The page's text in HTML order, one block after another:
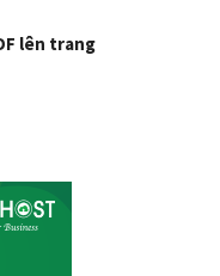
lên trang